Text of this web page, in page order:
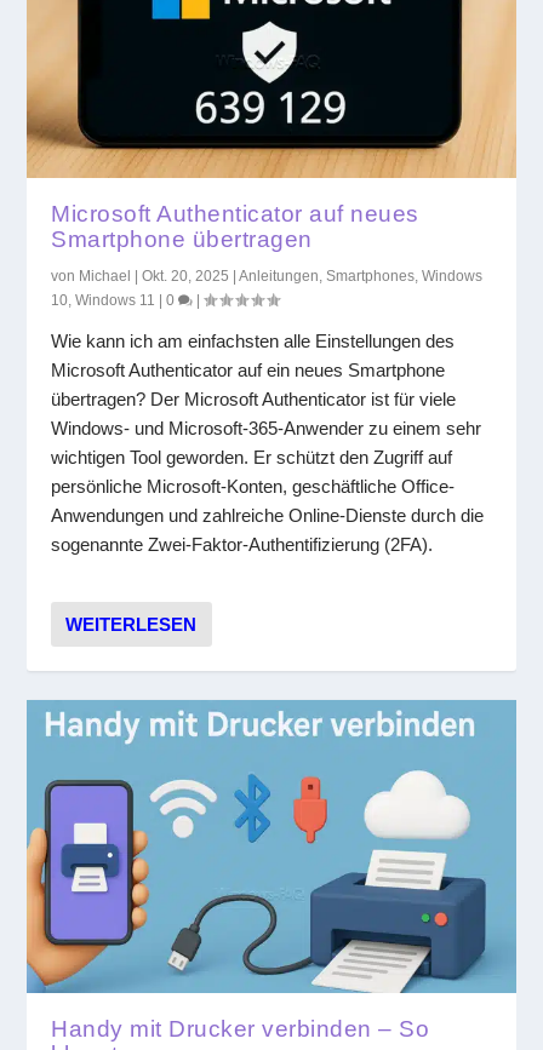
Microsoft Authenticator auf neues
Smartphone übertragen
von Michael |Okt. 20, 2025 |Anleitungen,Smartphones,Windows
10,Windows 11 |0 |
Wie kann ich am einfachsten alle Einstellungen des
Microsoft Authenticator auf ein neues Smartphone
übertragen? Der Microsoft Authenticator ist für viele
Windows- und Microsoft-365-Anwender zu einem sehr
wichtigen Tool geworden. Er schützt den Zugriff auf
persönliche Microsoft-Konten, geschäftliche Office-
Anwendungen und zahlreiche Online-Dienste durch die
sogenannte Zwei-Faktor-Authentifizierung (2FA).
WEITERLESEN
Handy mit Drucker verbinden – So